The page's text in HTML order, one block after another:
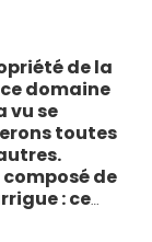
de la
domaine
vu se
toutes
de
: ce